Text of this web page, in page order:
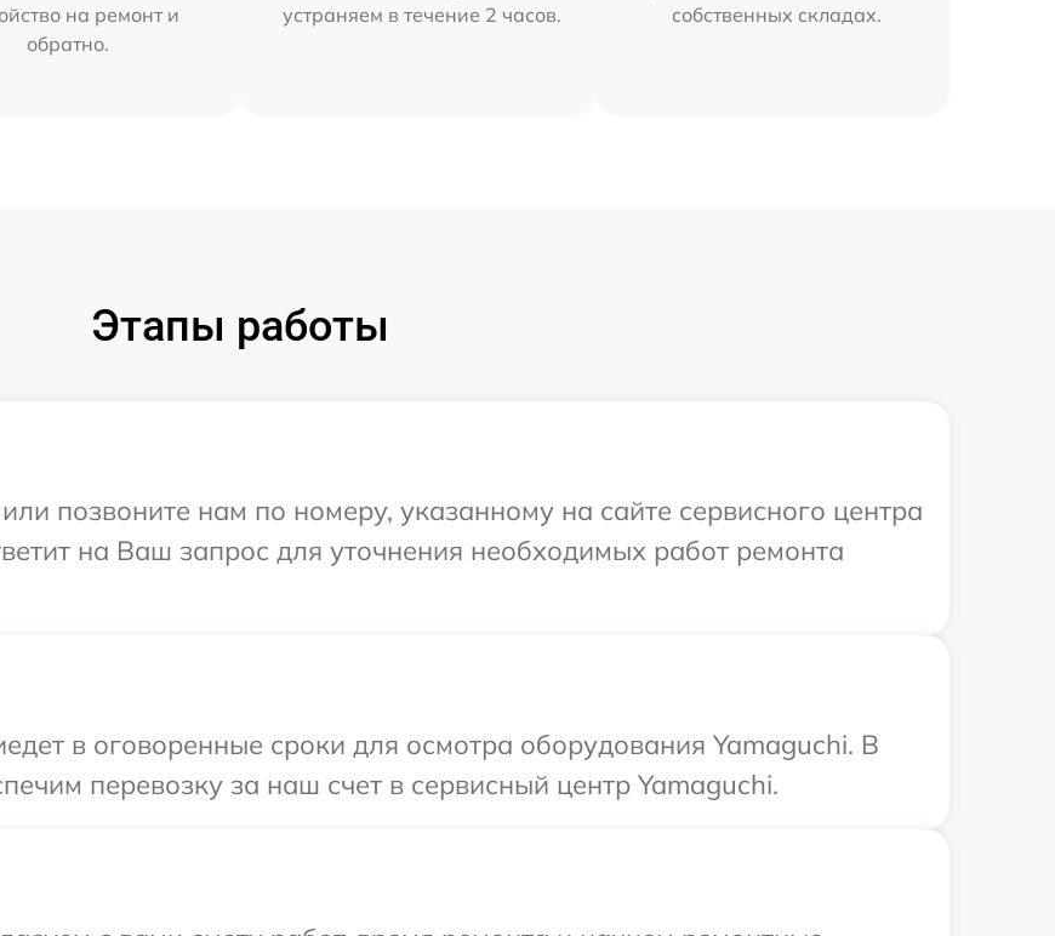
на ремонт и
обратно.
устраняем в течение 2 часов.
собственных складах.
Этапы работы
позвоните нам по номеру, указанному на сайте сервисного центра
на Ваш запрос для уточнения необходимых работ ремонта
в оговоренные сроки для осмотра оборудования Yamaguchi. В
перевозку за наш счет в сервисный центр Yamaguchi.